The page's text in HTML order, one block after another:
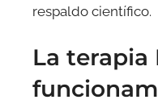
respaldo científico.
La terapia